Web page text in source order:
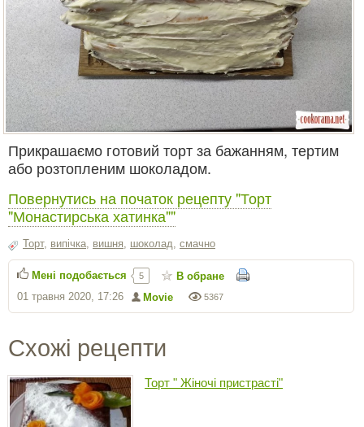
Прикрашаємо готовий торт за бажанням, тертим
або розтопленим шоколадом.
Повернутись на початок рецепту "Торт
"Монастирська хатинка""
Торт, випічка вишня шоколад смачно
5367
Movie
01 травня 2020, 17:26
Мені подобається 5 В обране
Схожі рецепти
Торт " Жіночі пристрасті"